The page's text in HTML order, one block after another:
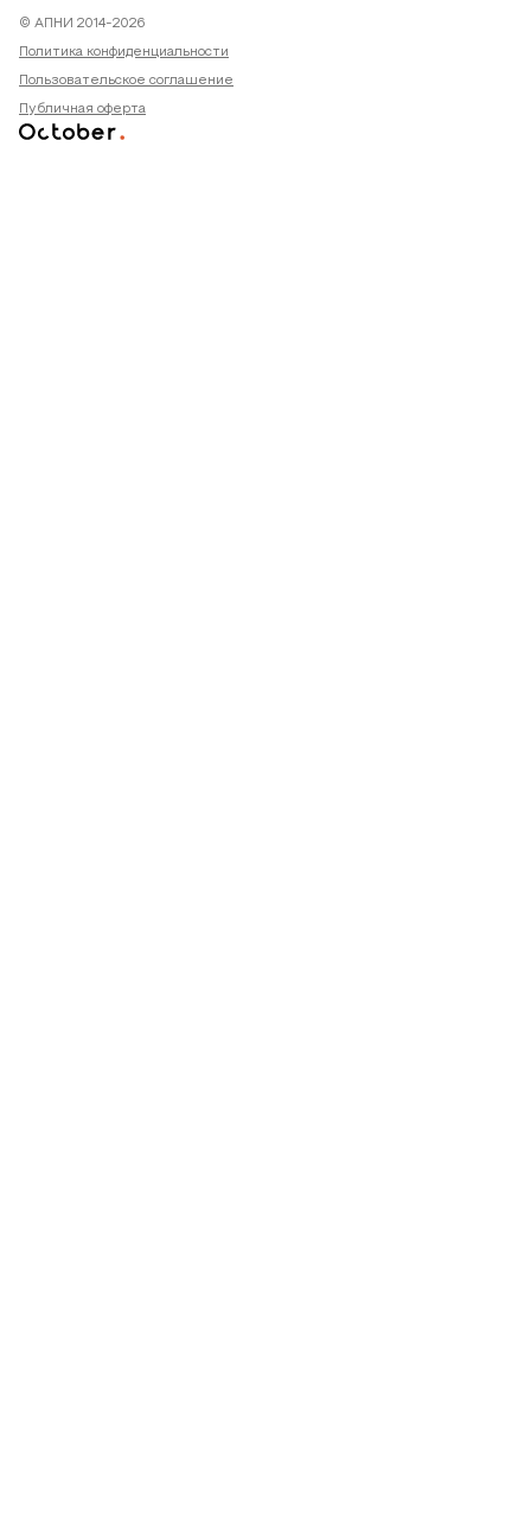
© АПНИ 2014-2026
Политика конфиденциальности
Пользовательское соглашение
Публичная оферта